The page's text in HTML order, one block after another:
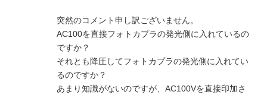
突然のコメント申し訳ございません。
AC100を直接フォトカプラの発光側に入れているの
ですか？
それとも降圧してフォトカプラの発光側に入れてい
るのですか？
あまり知識がないのですが、AC100Vを直接印加さ